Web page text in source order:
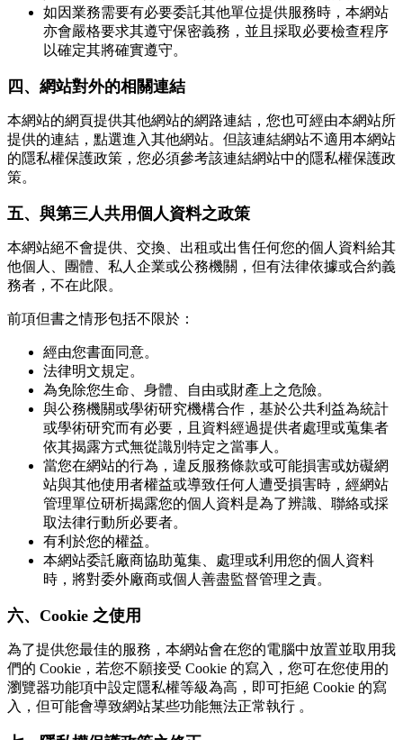
如因業務需要有必要委託其他單位提供服務時，本網站
亦會嚴格要求其遵守保密義務，並且採取必要檢查程序
以確定其將確實遵守。
四、網站對外的相關連結
本網站的網頁提供其他網站的網路連結，您也可經由本網站所
提供的連結，點選進入其他網站。但該連結網站不適用本網站
的隱私權保護政策，您必須參考該連結網站中的隱私權保護政
策。
五、與第三人共用個人資料之政策
本網站絕不會提供、交換、出租或出售任何您的個人資料給其
他個人、團體、私人企業或公務機關，但有法律依據或合約義
務者，不在此限。
前項但書之情形包括不限於：
經由您書面同意。
法律明文規定。
為免除您生命、身體、自由或財產上之危險。
與公務機關或學術研究機構合作，基於公共利益為統計
或學術研究而有必要，且資料經過提供者處理或蒐集者
依其揭露方式無從識別特定之當事人。
當您在網站的行為，違反服務條款或可能損害或妨礙網
站與其他使用者權益或導致任何人遭受損害時，經網站
管理單位研析揭露您的個人資料是為了辨識、聯絡或採
取法律行動所必要者。
有利於您的權益。
本網站委託廠商協助蒐集、處理或利用您的個人資料
時，將對委外廠商或個人善盡監督管理之責。
六、Cookie 之使用
為了提供您最佳的服務，本網站會在您的電腦中放置並取用我
們的 Cookie，若您不願接受 Cookie 的寫入，您可在您使用的
瀏覽器功能項中設定隱私權等級為高，即可拒絕 Cookie 的寫
入，但可能會導致網站某些功能無法正常執行 。